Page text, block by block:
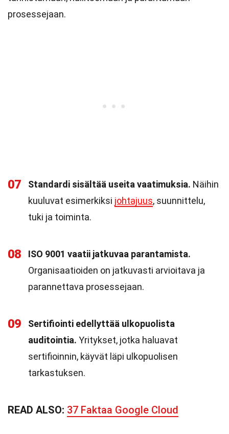
prosessejaan.
07 Standardi sisältää useita vaatimuksia. Näihin
kuuluvat esimerkiksi johtajuus, suunnittelu,
tuki ja toiminta.
08
ISO 9001 vaatii jatkuvaa parantamista.
Organisaatioiden on jatkuvasti arvioitava ja
parannettava prosessejaan.
09
Sertifiointi edellyttää ulkopuolista
auditointia. Yritykset, jotka haluavat
sertifioinnin, käyvät läpi ulkopuolisen
tarkastuksen.
READ ALSO: 37 Faktaa Google Cloud